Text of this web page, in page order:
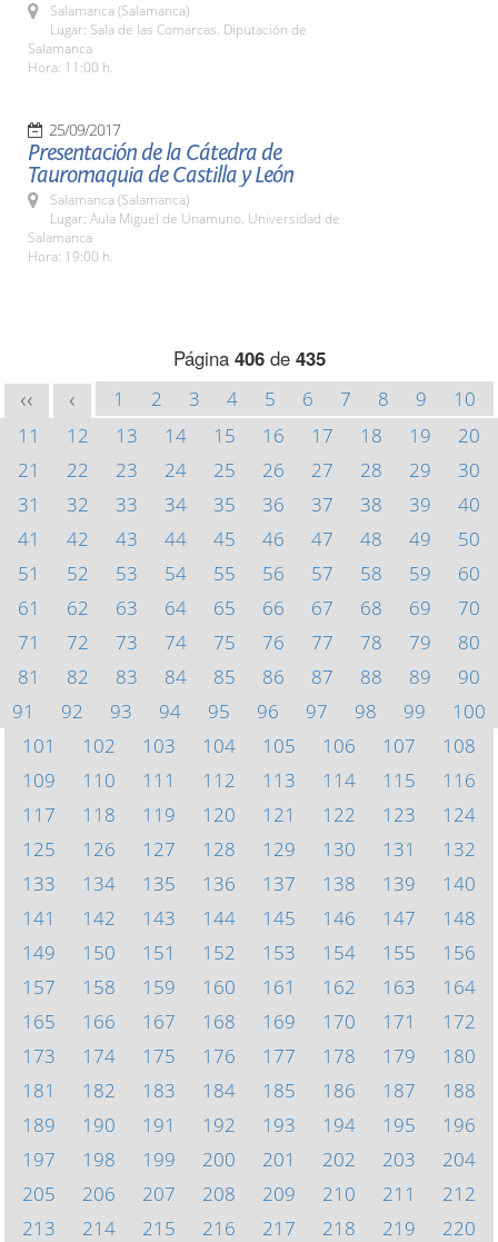
Salamanca (Salamanca)
Lugar: Sala de las Comarcas. Diputación de
Salamanca
Hora: 11:00 h.
25/09/2017
Presentación de la Cátedra de
Tauromaquia de Castilla y León
Salamanca (Salamanca)
Lugar: Aula Miguel de Unamuno. Universidad de
Salamanca
Hora: 19:00 h.
Página 406de 435
<< < 1 2 3 4 5 6 7 8 9
10
11
12 13 14 15 16 17 18 19
20
21
22 23 24 25 26 27 28 29
30
31
32 33 34 35 36 37 38 39
40
41
42 43 44 45 46 47 48 49
50
51
52 53 54 55 56 57 58 59
60
61
62 63 64 65 66 67 68 69
70
71
72 73 74 75 76 77 78 79
80
81
82 83 84 85 86 87 88 89
90
91
92 93 94 95 96 97 98 99
100
101
102 103 104 105 106 107
108
109
110 111 112 113 114 115
116
117
118 119 120 121 122 123
124
125
126 127 128 129 130 131
132
133
134 135 136 137 138 139
140
141
142 143 144 145 146 147
148
149
150 151 152 153 154 155
156
157
158 159 160 161 162 163
164
165
166 167 168 169 170 171
172
173
174 175 176 177 178 179
180
181
182 183 184 185 186 187
188
189
190 191 192 193 194 195
196
197
198 199 200 201 202 203
204
205
206 207 208 209 210 211
212
213
214 215 216 217 218 219
220